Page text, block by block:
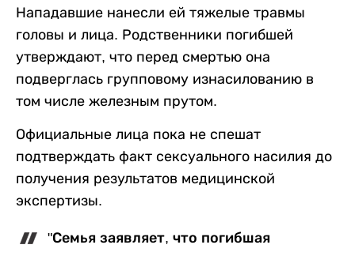
Нападавшие нанесли ей тяжелые травмы
головы и лица. Родственники погибшей
утверждают, что перед смертью она
подверглась групповому изнасилованию в
том числе железным прутом.
Официальные лица пока не спешат
подтверждать факт сексуального насилия до
получения результатов медицинской
экспертизы.
"Семья заявляет, что погибшая